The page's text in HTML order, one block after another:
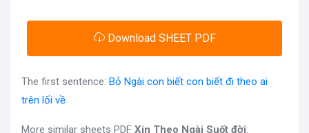
Download SHEET PDF
The first sentence: Bỏ Ngài con biết con biết đi theo ai
trên lối về
More similar sheets PDF Xin Theo Ngài Suốt đời: